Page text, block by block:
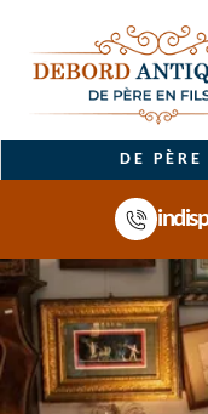
DE